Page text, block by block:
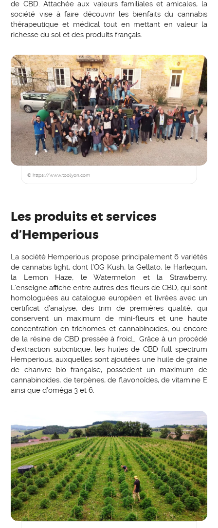
de CBD. Attachée aux valeurs familiales et amicales, la
société vise à faire découvrir les bienfaits du cannabis
thérapeutique et médical tout en mettant en valeur la
richesse du sol et des produits français.
© https://www.toolyon.com
Les produits et services
d’Hemperious
La société Hemperious propose principalement 6 variétés
de cannabis light, dont l’OG Kush, la Gellato, le Harlequin,
la Lemon Haze, le Watermelon et la Strawberry.
L’enseigne affiche entre autres des fleurs de CBD, qui sont
homologuées au catalogue européen et livrées avec un
certificat d’analyse, des trim de premières qualité, qui
conservent un maximum de mini-fleurs et une haute
concentration en trichomes et cannabinoïdes, ou encore
de la résine de CBD pressée à froid…. Grâce à un procédé
d’extraction subcritique, les huiles de CBD full spectrum
Hemperious, auxquelles sont ajoutées une huile de graine
de chanvre bio française, possèdent un maximum de
cannabinoïdes, de terpènes, de flavonoïdes, de vitamine E
ainsi que d’oméga 3 et 6.